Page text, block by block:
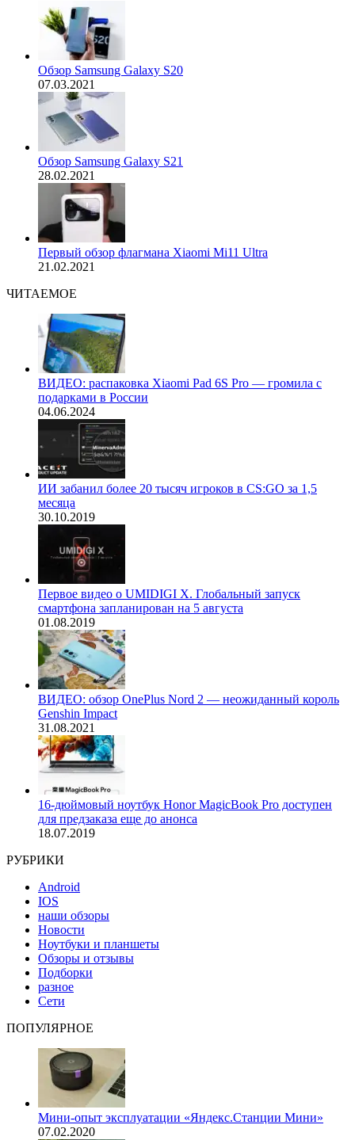
Обзор Samsung Galaxy S20
07.03.2021
Обзор Samsung Galaxy S21
28.02.2021
Первый обзор флагмана Xiaomi Mi11 Ultra
21.02.2021
ЧИТАЕМОЕ
ВИДЕО: распаковка Xiaomi Pad 6S Pro — громила с
подарками в России
04.06.2024
ИИ забанил более 20 тысяч игроков в CS:GO за 1,5
месяца
30.10.2019
Первое видео о UMIDIGI X. Глобальный запуск
смартфона запланирован на 5 августа
01.08.2019
ВИДЕО: обзор OnePlus Nord 2 — неожиданный король
Genshin Impact
31.08.2021
16-дюймовый ноутбук Honor MagicBook Pro доступен
для предзаказа еще до анонса
18.07.2019
РУБРИКИ
Android
IOS
наши обзоры
Новости
Ноутбуки и планшеты
Обзоры и отзывы
Подборки
разное
Сети
ПОПУЛЯРНОЕ
Мини-опыт эксплуатации «Яндекс.Станции Мини»
07.02.2020